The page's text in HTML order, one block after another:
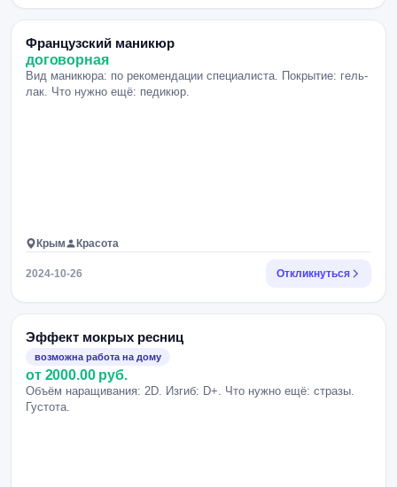
Французский маникюр
договорная
Вид маникюра: по рекомендации специалиста. Покрытие: гель-
лак. Что нужно ещё: педикюр.
Крым Красота
2024-10-26 Откликнуться
Эффект мокрых ресниц
возможна работа на дому
от 2000.00 руб.
Объём наращивания: 2D. Изгиб: D+. Что нужно ещё: стразы.
Густота.